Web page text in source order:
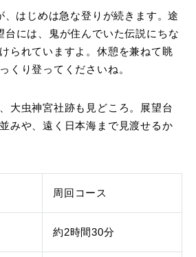
、はじめは急な登りが続きます。途
台には、鬼が住んでいた伝説にちな
られていますよ。休憩を兼ねて眺
くり登ってくださいね。
大虫神宮社跡も見どころ。展望台
みや、遠く日本海まで見渡せるか
周回コース
約2時間30分